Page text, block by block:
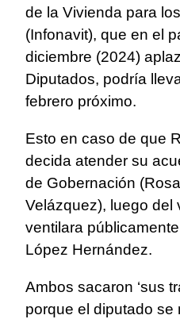
de la Vivienda para
(Infonavit), que en el
diciembre (2024)
Diputados, podría
febrero próximo.
Esto en caso de que
decida atender su
de Gobernación
Velázquez), luego del
ventilara
López Hernández.
Ambos sacaron ‘sus
porque el diputado se